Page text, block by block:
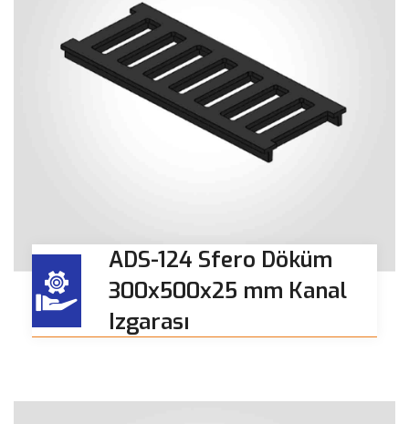
ADS-124 Sfero Döküm
300x500x25 mm Kanal
Izgarası